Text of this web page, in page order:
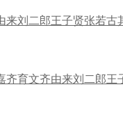
来刘二郎王子贤张若古
齐育文齐由来刘二郎王